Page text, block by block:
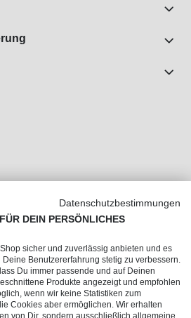
Datenschutzbestimmungen
DEIN PERSÖNLICHES
sicher und zuverlässig anbieten und es
Benutzererfahrung stetig zu verbessern.
Du immer passende und auf Deinen
Produkte angezeigt und empfohlen
wenn wir keine Statistiken zum
Cookies aber ermöglichen. Wir erhalten
von Dir, sondern ausschließlich allgemeine